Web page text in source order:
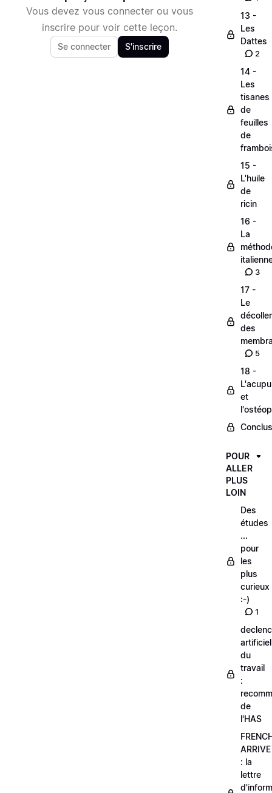
Vous devez vous connecter ou vous
inscrire pour voir cette leçon.
Se connecter S'inscrire
13 -
Les
Dattes
2
14 -
Les
tisanes
de
feuilles
de
15 -
L'huile
de
ricin
16 -
La
3
17 -
Le
des
5
18 -
et
POUR
ALLER
PLUS
LOIN
Des
études
...
pour
les
plus
curieux
:-)
1
artificiel
du
travail
:
de
l'HAS
ARRIVE
: la
lettre